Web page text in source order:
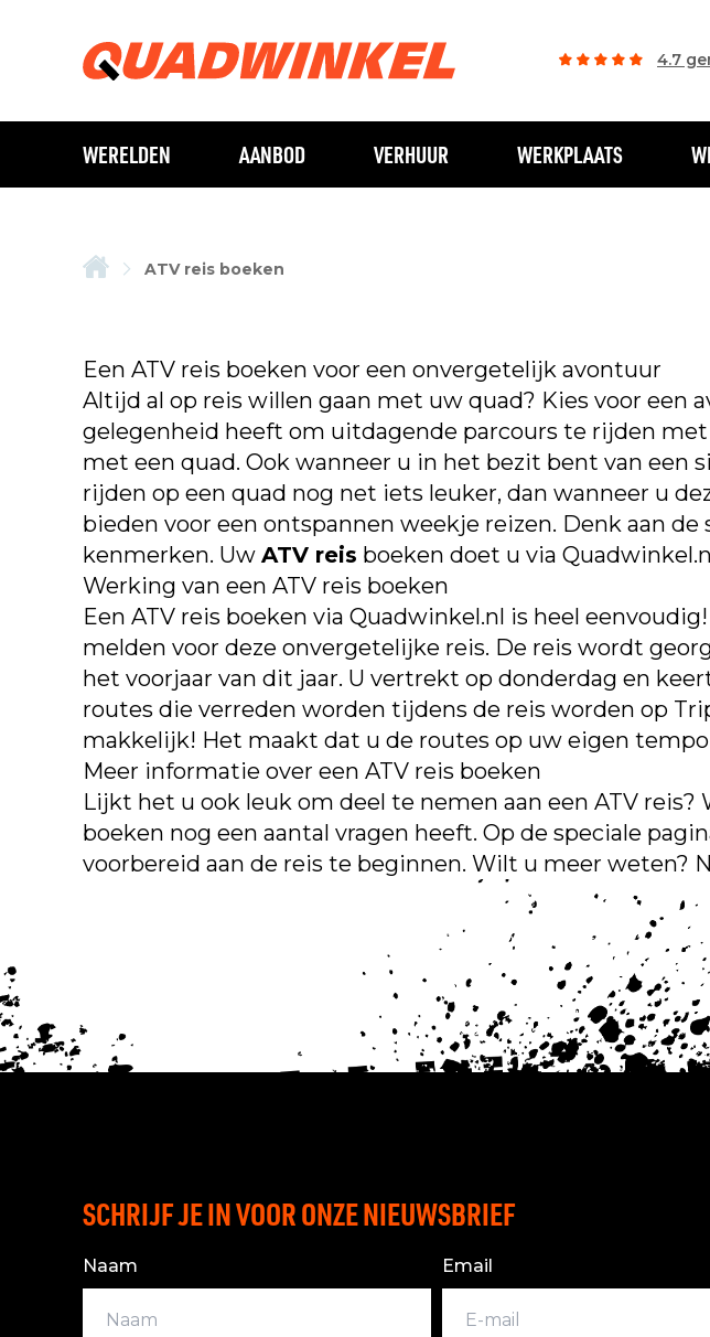
WERELDEN AANBOD VERHUUR WERKPLAATS
4.7
ATV reis boeken
Een ATV reis boeken voor een onvergetelijk avontuur
Altijd al op reis willen gaan met uw quad? Kies voor een
gelegenheid heeft om uitdagende parcours te rijden
met een quad. Ook wanneer u in het bezit bent van een
rijden op een quad nog net iets leuker, dan wanneer u
bieden voor een ontspannen weekje reizen. Denk aan
kenmerken. Uw ATV reis boeken doet u via
Werking van een ATV reis boeken
Een ATV reis boeken via Quadwinkel.nl is heel
melden voor deze onvergetelijke reis. De reis wordt
het voorjaar van dit jaar. U vertrekt op donderdag en
routes die verreden worden tijdens de reis worden op
makkelijk! Het maakt dat u de routes op uw eigen
Meer informatie over een ATV reis boeken
Lijkt het u ook leuk om deel te nemen aan een ATV reis?
boeken nog een aantal vragen heeft. Op de speciale
voorbereid aan de reis te beginnen. Wilt u meer weten?
SCHRIJF JE IN VOOR ONZE NIEUWSBRIEF
Naam Email